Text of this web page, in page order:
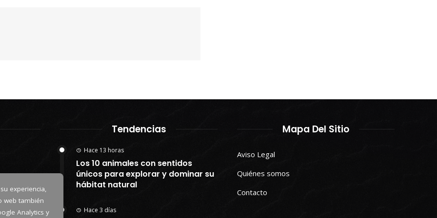
experiencia,
web también
Analytics y
Tendencias
Hace 13 horas
Los 10 animales con sentidos
únicos para explorar y dominar su
hábitat natural
Hace 3 días
Mapa Del Sitio
Aviso Legal
Quiénes somos
Contacto